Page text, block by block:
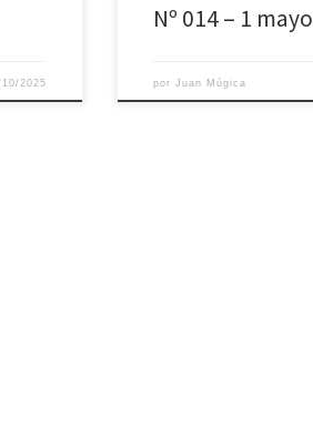
2025
Nº 014 – 1 mayo
porJuan Múgica